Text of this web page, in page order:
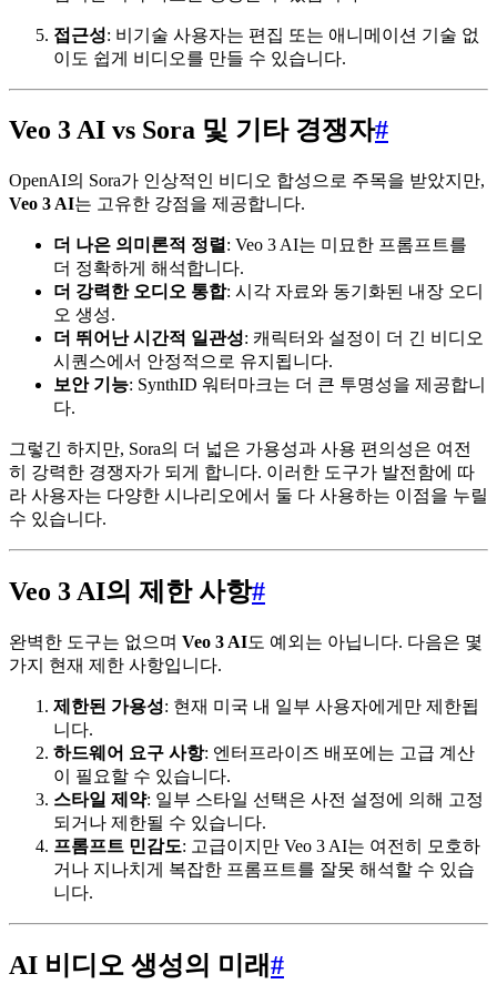
접근성: 비기술 사용자는 편집 또는 애니메이션 기술 없
이도 쉽게 비디오를 만들 수 있습니다.
Veo 3 AI vs Sora 및 기타 경쟁자#
OpenAI의 Sora가 인상적인 비디오 합성으로 주목을 받았지만,
Veo 3 AI는 고유한 강점을 제공합니다.
더 나은 의미론적 정렬 : Veo 3 AI는 미묘한 프롬프트를
더 정확하게 해석합니다.
더 강력한 오디오 통합: 시각 자료와 동기화된 내장 오디
오 생성.
더 뛰어난 시간적 일관성: 캐릭터와 설정이 더 긴 비디오
시퀀스에서 안정적으로 유지됩니다.
보안 기능: SynthID 워터마크는 더 큰 투명성을 제공합니
다.
그렇긴 하지만, Sora의 더 넓은 가용성과 사용 편의성은 여전
히 강력한 경쟁자가 되게 합니다. 이러한 도구가 발전함에 따
라 사용자는 다양한 시나리오에서 둘 다 사용하는 이점을 누릴
수 있습니다.
Veo 3 AI의 제한 사항#
완벽한 도구는 없으며 Veo 3 AI도 예외는 아닙니다. 다음은 몇
가지 현재 제한 사항입니다.
제한된 가용성: 현재 미국 내 일부 사용자에게만 제한됩
니다.
하드웨어 요구 사항: 엔터프라이즈 배포에는 고급 계산
이 필요할 수 있습니다.
스타일 제약: 일부 스타일 선택은 사전 설정에 의해 고정
되거나 제한될 수 있습니다.
프롬프트 민감도: 고급이지만 Veo 3 AI는 여전히 모호하
거나 지나치게 복잡한 프롬프트를 잘못 해석할 수 있습
니다.
AI 비디오 생성의 미래#